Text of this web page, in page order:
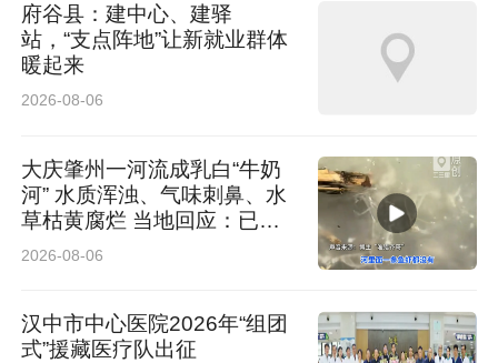
府谷县：建中心、建驿
站，“支点阵地”让新就业群体
暖起来
2026-08-06
大庆肇州一河流成乳白“牛奶
河” 水质浑浊、气味刺鼻、水
草枯黄腐烂 当地回应：已介
入排查
2026-08-06
汉中市中心医院2026年“组团
式”援藏医疗队出征